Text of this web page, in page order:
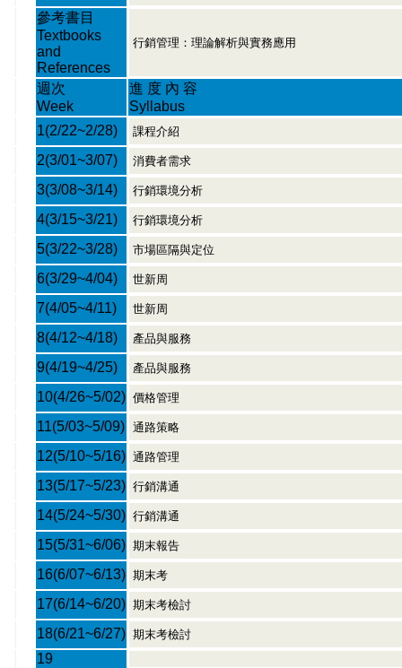
參考書目
Textbooks
and
References
行銷管理：理論解析與實務應用
週次
Week
進 度 內 容
Syllabus
1(2/22~2/28) 課程介紹
2(3/01~3/07) 消費者需求
3(3/08~3/14) 行銷環境分析
4(3/15~3/21) 行銷環境分析
5(3/22~3/28) 市場區隔與定位
6(3/29~4/04) 世新周
7(4/05~4/11) 世新周
8(4/12~4/18) 產品與服務
9(4/19~4/25) 產品與服務
10(4/26~5/02) 價格管理
11(5/03~5/09) 通路策略
12(5/10~5/16) 通路管理
13(5/17~5/23) 行銷溝通
14(5/24~5/30) 行銷溝通
15(5/31~6/06) 期末報告
16(6/07~6/13) 期末考
17(6/14~6/20) 期末考檢討
18(6/21~6/27) 期末考檢討
19